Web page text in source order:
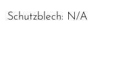
Schutzblech: N/A